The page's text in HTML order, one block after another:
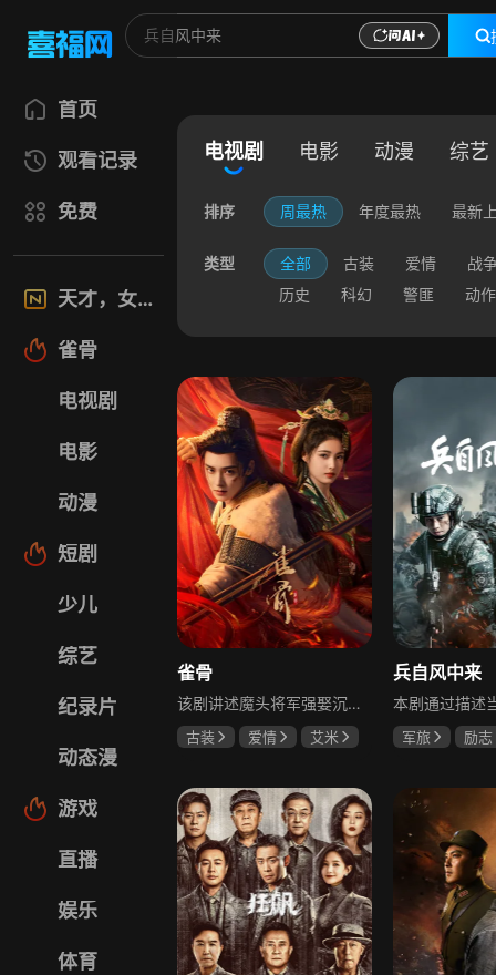
首页
观看记录
免费
天才，女友
雀骨
电视剧
电影
动漫
短剧
少儿
综艺
纪录片
动态漫
游戏
直播
娱乐
体育
电视剧 电影 动漫 综艺
排序 周最热 年度最热 最新
类型 全部 古装 爱情
战
历史
科幻 警匪 动作
雀骨
该剧讲述魔头将军强娶沉迷机关术的财迷假千金，两人从契约夫妻起步，在生死局中互扒马甲，爱意与杀意交织共生。过程中他们揭露朝堂阴谋，破解生死乱局，最终共同守护家国太平，融合了权谋、爱情、冒险等多重元素，情节跌宕起伏。
古装 爱情
艾米
兵自风中来
军旅
励志